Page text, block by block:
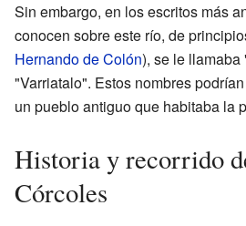
Sin embargo, en los escritos más
conocen sobre este río, de
Hernando de Colón), se le
"Varriatalo". Estos nombres
un pueblo antiguo que habitaba la
Historia y recorrido
Córcoles